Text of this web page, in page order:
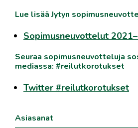
Lue lisää Jytyn
Sopimusneuvottelut
Seuraa sopimusneuvotteluja
mediassa: #reilutkorotukset
Twitter #reilutkorotukset
Asiasanat